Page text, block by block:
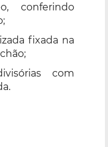
conferindo
fixada na
com